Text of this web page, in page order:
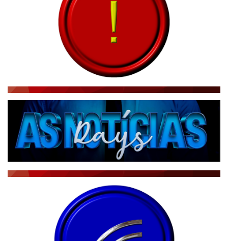
RÁDIO AGÊNCIA
NOTÍCIAS AO MINUTO
ACONTECEU...VIROU MANCHETE!